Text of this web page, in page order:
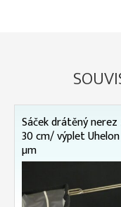
Sáček drátěný
30 cm/ výplet
µm